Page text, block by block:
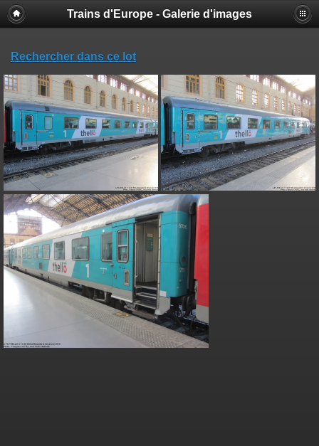
Trains d'Europe - Galerie d'images
Rechercher dans ce lot